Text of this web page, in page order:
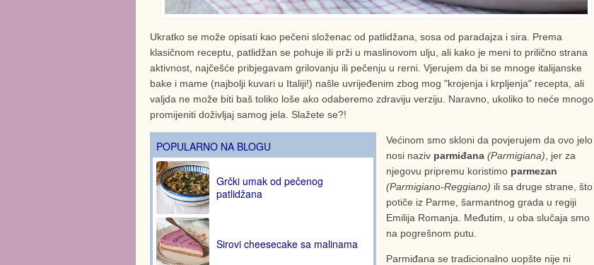
Ukratko se može opisati kao pečeni složenac od patlidžana, sosa od paradajza i sira. Prema
klasičnom receptu, patlidžan se pohuje ili prži u maslinovom ulju, ali kako je meni to prilično strana
aktivnost, najčešće pribjegavam grilovanju ili pečenju u rerni. Vjerujem da bi se mnoge italijanske
bake i mame (najbolji kuvari u Italiji!) našle uvrijeđenim zbog mog "krojenja i krpljenja" recepta, ali
valjda ne može biti baš toliko loše ako odaberemo zdraviju verziju. Naravno, ukoliko to neće mnogo
promijeniti doživljaj samog jela. Slažete se?!
POPULARNO NA BLOGU
Grčki umak od pečenog
patlidžana
Sirovi cheesecake sa malinama
Većinom smo skloni da povjerujem da ovo jelo
nosi naziv parmiđana (Parmigiana) , jer za
njegovu pripremu koristimo parmezan
(Parmigiano-Reggiano) ili sa druge strane, što
potiče iz Parme, šarmantnog grada u regiji
Emilija Romanja. Međutim, u oba slučaja smo
na pogrešnom putu.
Parmiđana se tradicionalno uopšte nije ni